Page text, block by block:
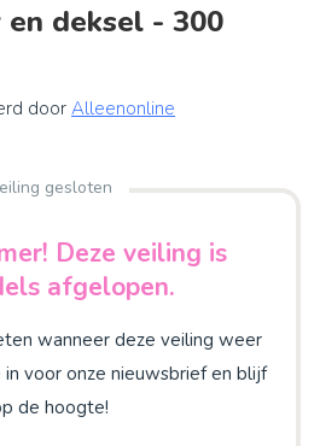
deksel - 300
door Alleenonline
gesloten
Deze veiling is
afgelopen.
wanneer deze veiling weer
voor onze nieuwsbrief en blijf
de hoogte!